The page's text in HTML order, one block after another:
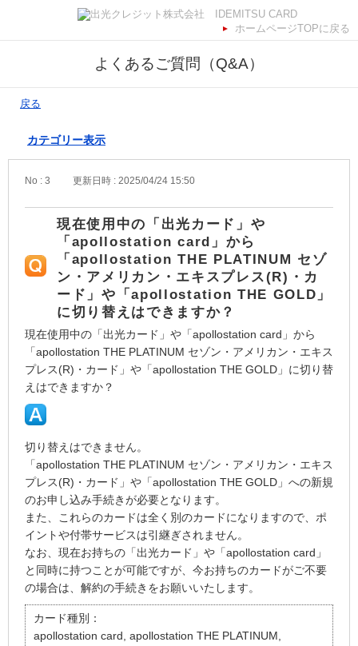
ホームページTOPに戻る
よくあるご質問（Q&A）
戻る
カテゴリー表示
No : 3 更新日時 : 2025/04/24 15:50
現在使用中の「出光カード」や
「apollostation card」から
「apollostation THE PLATINUM セゾ
ン・アメリカン・エキスプレス(R)・カ
ード」や「apollostation THE GOLD」
に切り替えはできますか？
現在使用中の「出光カード」や「apollostation card」から
「apollostation THE PLATINUM セゾン・アメリカン・エキス
プレス(R)・カード」や「apollostation THE GOLD」に切り替
えはできますか？
切り替えはできません。
「apollostation THE PLATINUM セゾン・アメリカン・エキス
プレス(R)・カード」や「apollostation THE GOLD」への新規
のお申し込み手続きが必要となります。
また、これらのカードは全く別のカードになりますので、ポ
イントや付帯サービスは引継ぎされません。
なお、現在お持ちの「出光カード」や「apollostation card」
と同時に持つことが可能ですが、今お持ちのカードがご不要
の場合は、解約の手続きをお願いいたします。
カード種別：
apollostation card, apollostation THE PLATINUM,